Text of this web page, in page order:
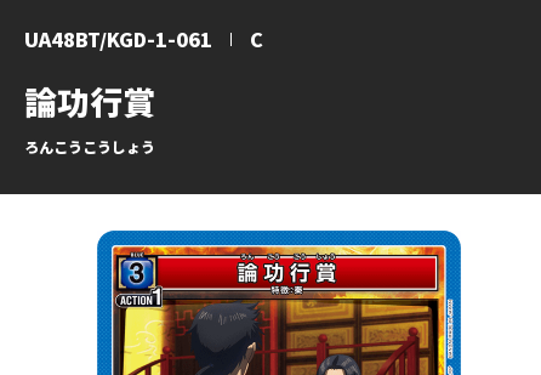
論功行賞
ろんこうこうしょう
UA48BT/KGD-1-061 C